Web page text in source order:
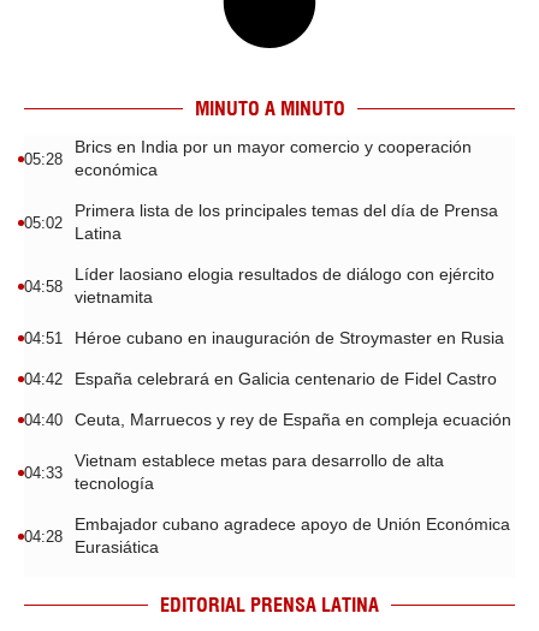
MINUTO A MINUTO
05:28
Brics en India por un mayor comercio y cooperación
económica
05:02
Primera lista de los principales temas del día de Prensa
Latina
04:58
Líder laosiano elogia resultados de diálogo con ejército
vietnamita
04:51 Héroe cubano en inauguración de Stroymaster en Rusia
04:42 España celebrará en Galicia centenario de Fidel Castro
04:40 Ceuta, Marruecos y rey de España en compleja ecuación
04:33
Vietnam establece metas para desarrollo de alta
tecnología
04:28
Embajador cubano agradece apoyo de Unión Económica
Eurasiática
EDITORIAL PRENSA LATINA